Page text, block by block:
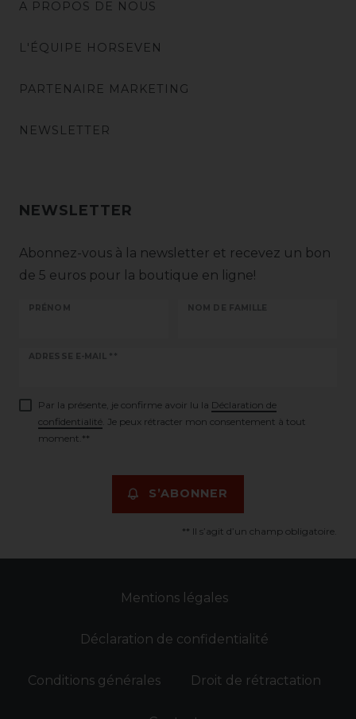
A PROPOS DE NOUS
L'ÉQUIPE HORSEVEN
PARTENAIRE MARKETING
NEWSLETTER
NEWSLETTER
Abonnez-vous à la newsletter et recevez un bon
de 5 euros pour la boutique en ligne!
PRÉNOM NOM DE FAMILLE
ADRESSE E-MAIL **
Ceres::Template.newsletterHoneypotLabel
Par la présente, je confirme avoir lu la Déclaration de
confidentialité . Je peux rétracter mon consentement à tout
moment.**
S’ABONNER
** Il s’agit d’un champ obligatoire.
Mentions légales
Déclaration de confidentialité
Conditions générales Droit de rétractation